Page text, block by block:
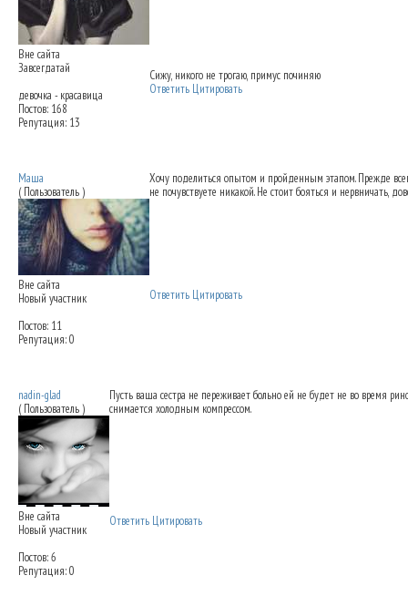
Вне сайта
Завсегдатай
девочка - красавица
Постов: 168
Репутация: 13
Сижу, никого не трогаю, примус починяю
Ответить Цитировать
Маша
( Пользователь )
Вне сайта
Новый участник
Постов: 11
Репутация: 0
Хочу поделиться опытом и пройденным этапом. Прежде
не почувствуете никакой. Не стоит бояться и нервничать,
Ответить Цитировать
nadin-glad
( Пользователь )
Вне сайта
Новый участник
Постов: 6
Репутация: 0
Пусть ваша сестра не переживает больно ей не будет не во время
снимается холодным компрессом.
Ответить Цитировать